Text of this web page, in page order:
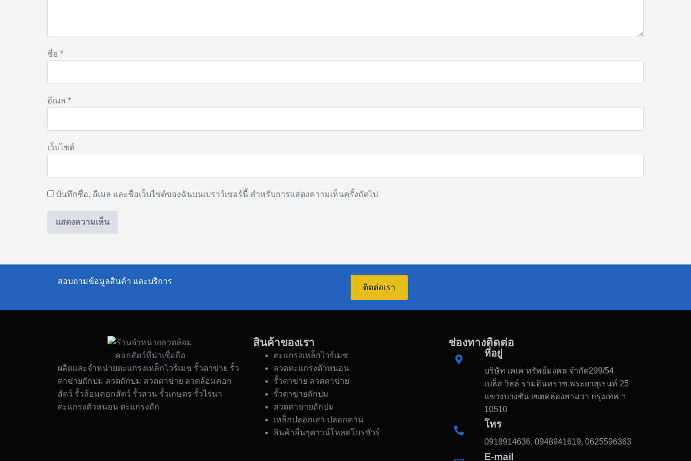
ชื่อ *
อีเมล *
เว็บไซต์
บันทึกชื่อ, อีเมล และชื่อเว็บไซต์ของฉันบนเบราว์เซอร์นี้ สำหรับการแสดงความเห็นครั้งถัดไป
สอบถามข้อมูลสินค้า และบริการ
ติดต่อเรา
ผลิตและจำหน่ายตะแกรงเหล็กไวร์เมช รั้วตาข่าย รั้ว
ตาข่ายถักปม ลวดถักปม ลวดตาข่าย ลวดล้อมคอก
สัตว์ รั้วล้อมคอกสัตว์ รั้วสวน รั้วเกษตร รั้วไร่นา
ตะแกรงตัวหนอน ตะแกรงถัก
สินค้าของเรา
ตะแกรงเหล็กไวร์เมช
ลวดตะแกรงตัวหนอน
รั้วตาข่าย ลวดตาข่าย
รั้วตาข่ายถักปม
ลวดตาข่ายถักปม
เหล็กปลอกเสา ปลอกคาน
สินค้าอื่นๆดาวน์โหลดโบรชัวร์
ช่องทางติดต่อ
ที่อยู่
บริษัท เคเค ทรัพย์มงคล จำกัด299/54
เบล็ส วิลล์ รามอินทราซ.พระยาสุเรนท์ 25
แขวงบางชัน เขตคลองสามวา กรุงเทพ ฯ
10510
โทร
0918914636, 0948941619, 0625596363
E-mail